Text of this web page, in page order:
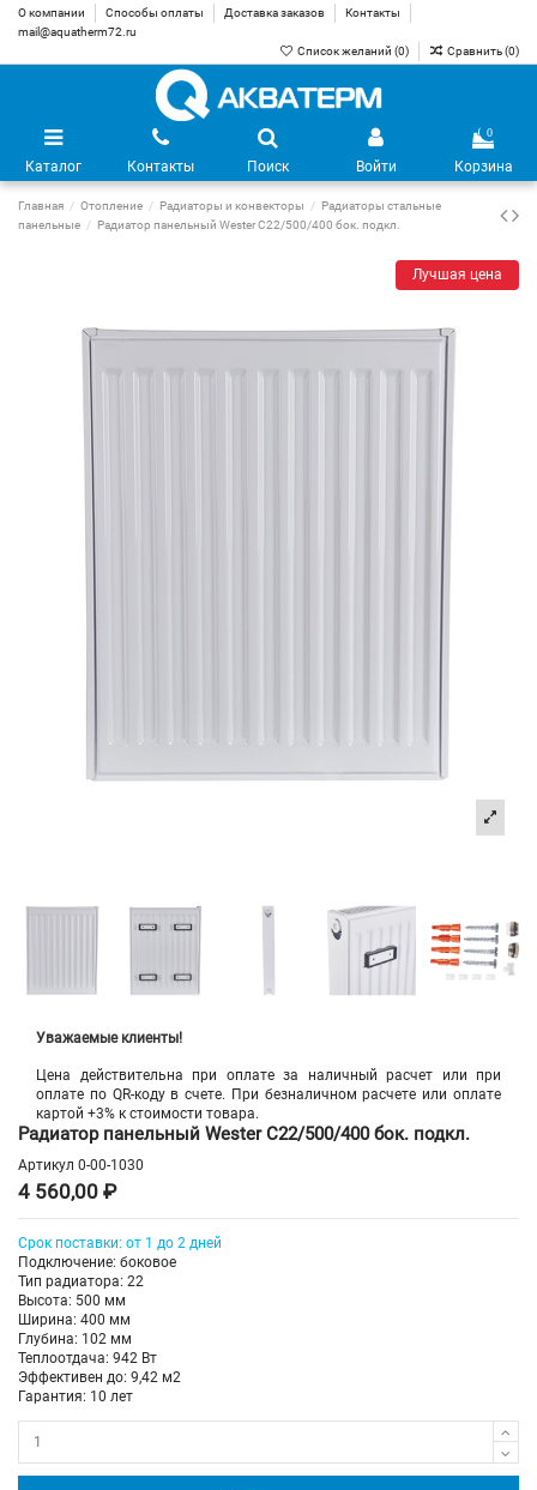
О компании Способы оплаты Доставка заказов
Контакты
mail@aquatherm72.ru
Список желаний (0) Сравнить (0)
Каталог Контакты Поиск Войти
0
Корзина
Главная Отопление Радиаторы и конвекторы
Радиаторы стальные
панельные
Радиатор панельный Wester C22/500/400 бок. подкл.
Лучшая цена
Уважаемые клиенты!
Цена действительна при оплате за наличный расчет или при
оплате по QR-коду в счете. При безналичном расчете или оплате
картой +3% к стоимости товара.
Радиатор панельный Wester C22/500/400 бок. подкл.
Артикул 0-00-1030
4 560,00 ₽
Срок поставки: от 1 до 2 дней
Подключение: боковое
Тип радиатора: 22
Высота: 500 мм
Ширина: 400 мм
Глубина: 102 мм
Теплоотдача: 942 Вт
Эффективен до: 9,42 м2
Гарантия: 10 лет